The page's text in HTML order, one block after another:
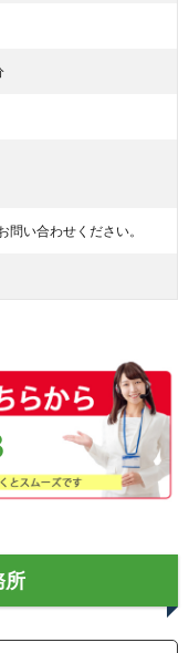
い合わせください。
所